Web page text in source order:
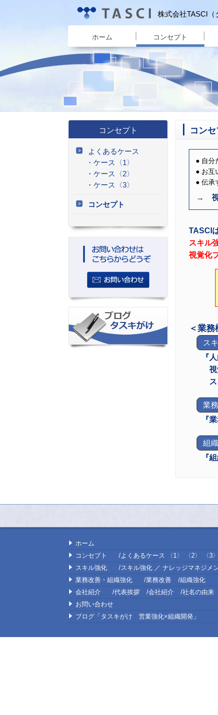
株式会社TASCI（
ホーム コンセプト
コンセプト
よくあるケース
ケース〈1〉
ケース〈2〉
ケース〈3〉
コンセプト
コン
自分
お互
伝承
→ 視
TASCI
スキル
視覚化
＜業
ス
『
視
ス
業
『
組
『
ホーム
コンセプト
よくあるケース 〈1〉 〈2〉
〈3
スキル強化
スキル強化 ／ ナレッジマネジメ
業務改善・組織強化
業務改善
組織強化
会社紹介
代表挨拶 会社紹介
社名の由来
お問い合わせ
ブログ「タスキがけ 営業強化×組織開発」